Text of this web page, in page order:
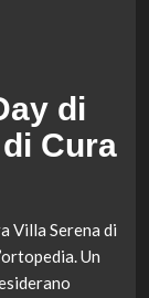
di
Cura
Villa Serena di
Un